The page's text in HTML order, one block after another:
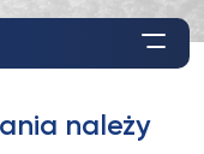
należy